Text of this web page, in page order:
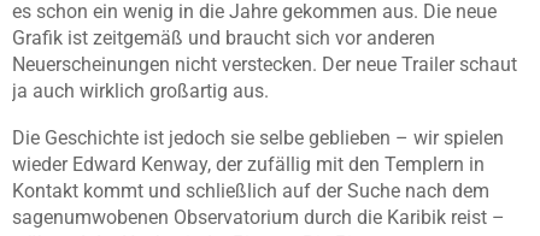
es schon ein wenig in die Jahre gekommen aus. Die neue
Grafik ist zeitgemäß und braucht sich vor anderen
Neuerscheinungen nicht verstecken. Der neue Trailer schaut
ja auch wirklich großartig aus.
Die Geschichte ist jedoch sie selbe geblieben – wir spielen
wieder Edward Kenway, der zufällig mit den Templern in
Kontakt kommt und schließlich auf der Suche nach dem
sagenumwobenen Observatorium durch die Karibik reist –